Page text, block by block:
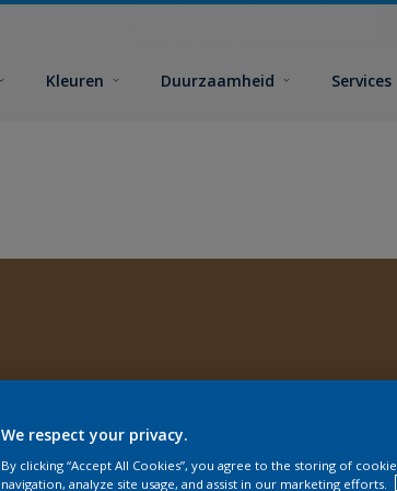
Kleuren Duurzaamheid Services
We respect your privacy.
By clicking “Accept All Cookies”, you agree to the storing of
navigation, analyze site usage, and assist in our marketing efforts.